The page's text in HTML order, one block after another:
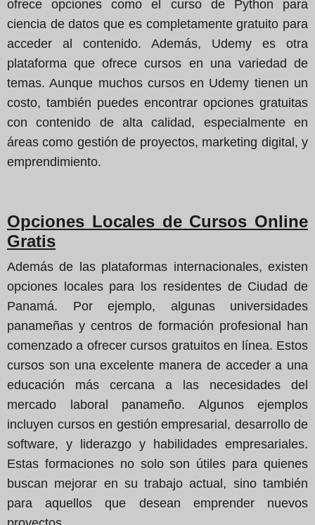
ofrece opciones como el curso de Python para
ciencia de datos que es completamente gratuito para
acceder al contenido. Además, Udemy es otra
plataforma que ofrece cursos en una variedad de
temas. Aunque muchos cursos en Udemy tienen un
costo, también puedes encontrar opciones gratuitas
con contenido de alta calidad, especialmente en
áreas como gestión de proyectos, marketing digital, y
emprendimiento.
Opciones Locales de Cursos Online
Gratis
Además de las plataformas internacionales, existen
opciones locales para los residentes de Ciudad de
Panamá. Por ejemplo, algunas universidades
panameñas y centros de formación profesional han
comenzado a ofrecer cursos gratuitos en línea. Estos
cursos son una excelente manera de acceder a una
educación más cercana a las necesidades del
mercado laboral panameño. Algunos ejemplos
incluyen cursos en gestión empresarial, desarrollo de
software, y liderazgo y habilidades empresariales.
Estas formaciones no solo son útiles para quienes
buscan mejorar en su trabajo actual, sino también
para aquellos que desean emprender nuevos